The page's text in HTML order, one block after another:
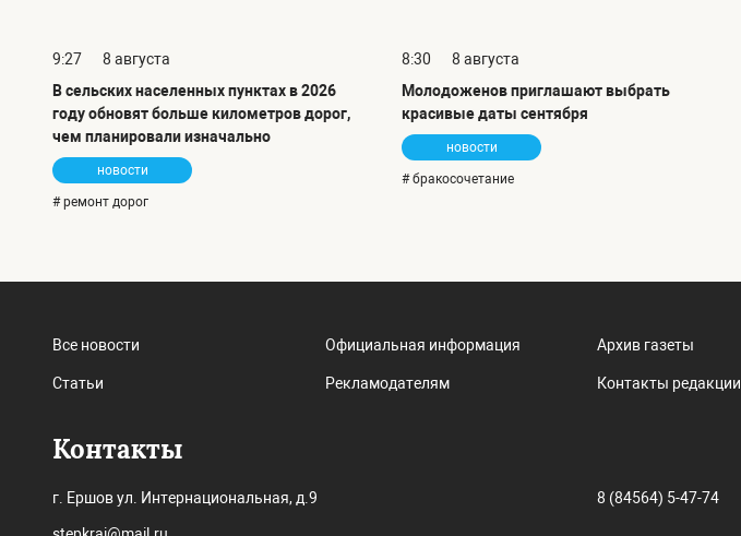
9:27
8 августа
В сельских населенных пунктах в 2026
году обновят больше километров дорог,
чем планировали изначально
новости
# ремонт дорог
8:30
8 августа
Молодоженов приглашают выбрать
красивые даты сентября
новости
# бракосочетание
Все новости
Статьи
Официальная информация
Рекламодателям
Архив газеты
Контакты редакции
Контакты
г. Ершов ул. Интернациональная, д.9 8 (84564) 5-47-74